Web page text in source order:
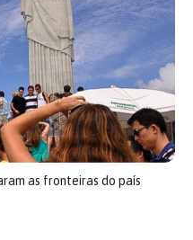
as fronteiras do país